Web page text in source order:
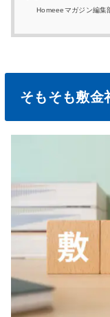
Homeeeマガジン編集
そもそも敷金